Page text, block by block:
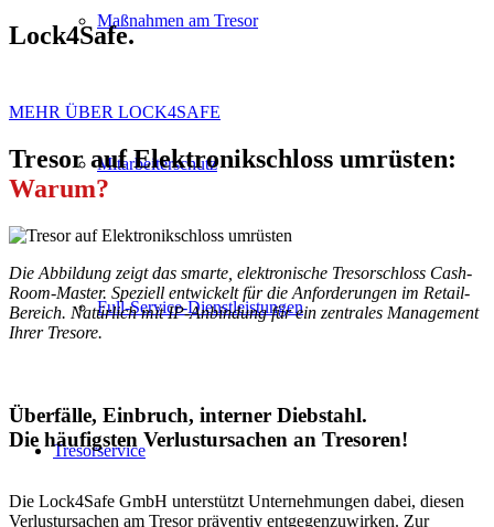
Maßnahmen am Tresor
Mitarbeiterschutz
Full-Service-Dienstleistungen
Tresorservice
Lock4Safe.
MEHR ÜBER LOCK4SAFE
Tresor auf Elektronikschloss umrüsten:
Warum?
Die Abbildung zeigt das smarte, elektronische Tresorschloss Cash-
Room-Master. Speziell entwickelt für die Anforderungen im Retail-
Bereich. Natürlich mit IP-Anbindung für ein zentrales Management
Ihrer Tresore.
Überfälle, Einbruch, interner Diebstahl.
Die häufigsten Verlustursachen an Tresoren!
Die Lock4Safe GmbH unterstützt Unternehmungen dabei, diesen
Verlustursachen am Tresor präventiv entgegenzuwirken. Zur